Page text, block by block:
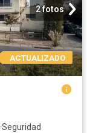
2 fotos
ACTUALIZADO
·Seguridad